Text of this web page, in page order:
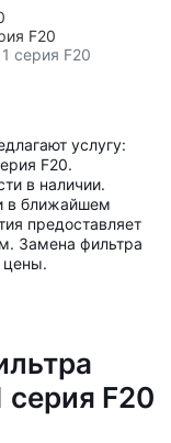
F20
серия F20
услугу:
F20.
в наличии.
в ближайшем
предоставляет
Замена фильтра
цены.
серия F20